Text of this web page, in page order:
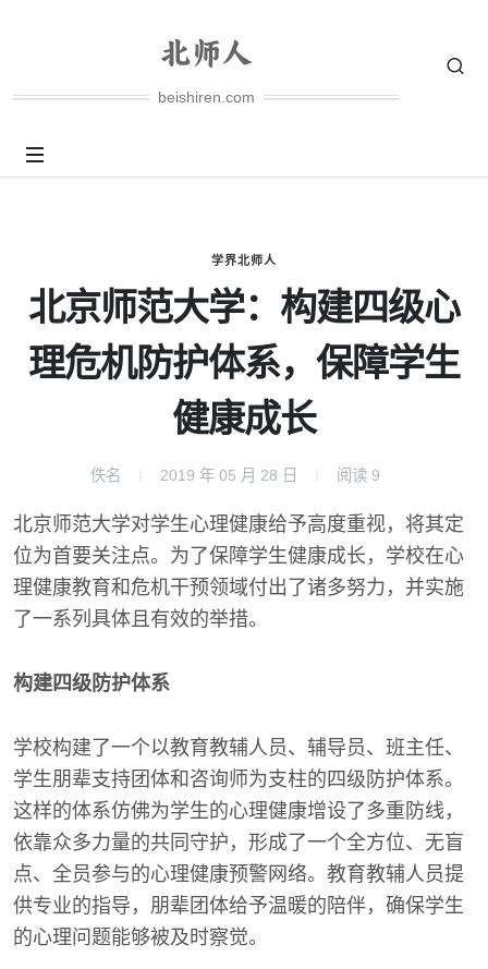
beishiren.com
学界北师人
北京师范大学：构建四级心
理危机防护体系，保障学生
健康成长
佚名 2019 年 05 月 28 日 阅读 9
北京师范大学对学生心理健康给予高度重视，将其定
位为首要关注点。为了保障学生健康成长，学校在心
理健康教育和危机干预领域付出了诸多努力，并实施
了一系列具体且有效的举措。
构建四级防护体系
学校构建了一个以教育教辅人员、辅导员、班主任、
学生朋辈支持团体和咨询师为支柱的四级防护体系。
这样的体系仿佛为学生的心理健康增设了多重防线，
依靠众多力量的共同守护，形成了一个全方位、无盲
点、全员参与的心理健康预警网络。教育教辅人员提
供专业的指导，朋辈团体给予温暖的陪伴，确保学生
的心理问题能够被及时察觉。